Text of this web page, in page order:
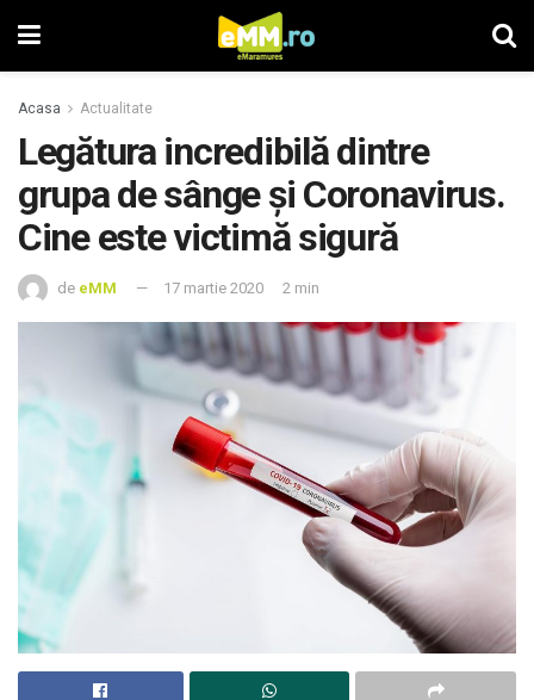
Acasa Actualitate
Legătura incredibilă dintre
grupa de sânge și Coronavirus.
Cine este victimă sigură
de eMM 17 martie 2020 2 min